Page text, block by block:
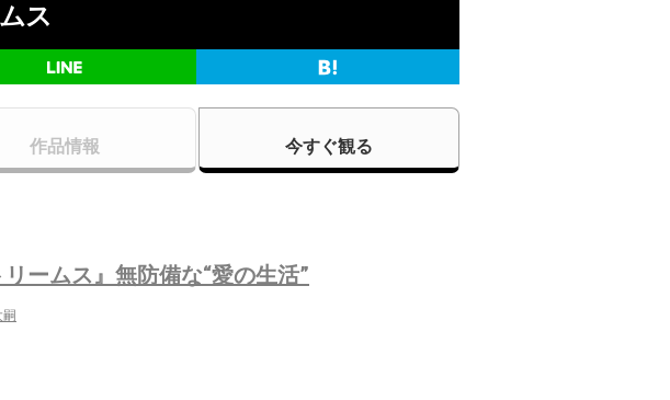
ス
作品情報 今すぐ観る
リームス』無防備な“愛の生活”